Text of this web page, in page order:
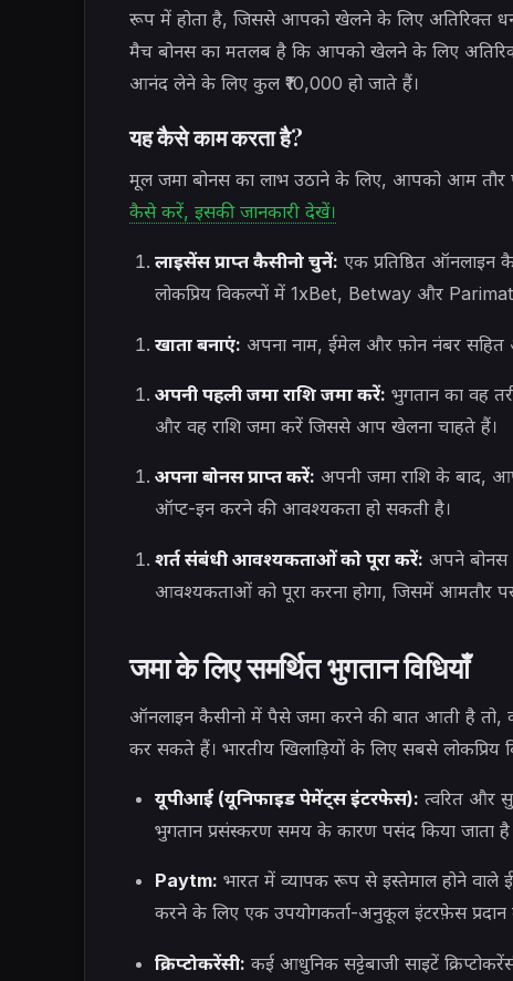
रूप में होता है, जिससे आपको खेलने के लिए अतिरिक्त
मैच बोनस का मतलब है कि आपको खेलने के लिए
आनंद लेने के लिए कुल ₹10,000 हो जाते हैं।
यह कैसे काम करता है?
मूल जमा बोनस का लाभ उठाने के लिए, आपको आम तौर
कैसे करें, इसकी जानकारी देखें।
लाइसेंस प्राप्त कैसीनो चुनें: एक प्रतिष्ठित ऑनलाइन
लोकप्रिय विकल्पों में 1xBet, Betway और
खाता बनाएं: अपना नाम, ईमेल और फ़ोन नंबर सहित
अपनी पहली जमा राशि जमा करें: भुगतान का वह
और वह राशि जमा करें जिससे आप खेलना चाहते हैं।
अपना बोनस प्राप्त करें: अपनी जमा राशि के बाद,
ऑप्ट-इन करने की आवश्यकता हो सकती है।
शर्त संबंधी आवश्यकताओं को पूरा करें: अपने बोनस
आवश्यकताओं को पूरा करना होगा, जिसमें आमतौर पर
जमा के लिए समर्थित भुगतान विधियाँ
ऑनलाइन कैसीनो में पैसे जमा करने की बात आती है
कर सकते हैं। भारतीय खिलाड़ियों के लिए सबसे लोकप्रिय
यूपीआई (यूनिफाइड पेमेंट्स इंटरफेस): त्वरित और
भुगतान प्रसंस्करण समय के कारण पसंद किया जाता
Paytm: भारत में व्यापक रूप से इस्तेमाल होने
करने के लिए एक उपयोगकर्ता-अनुकूल इंटरफ़ेस प्रदान
क्रिप्टोकरेंसी: कई आधुनिक सट्टेबाजी साइटें